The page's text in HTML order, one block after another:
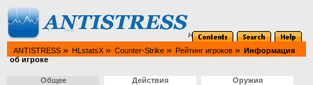
ANTISTRESS » HLstatsX » Counter-Strike » Рейтинг игроков » Информация
об игроке
Общее Действия Оружия